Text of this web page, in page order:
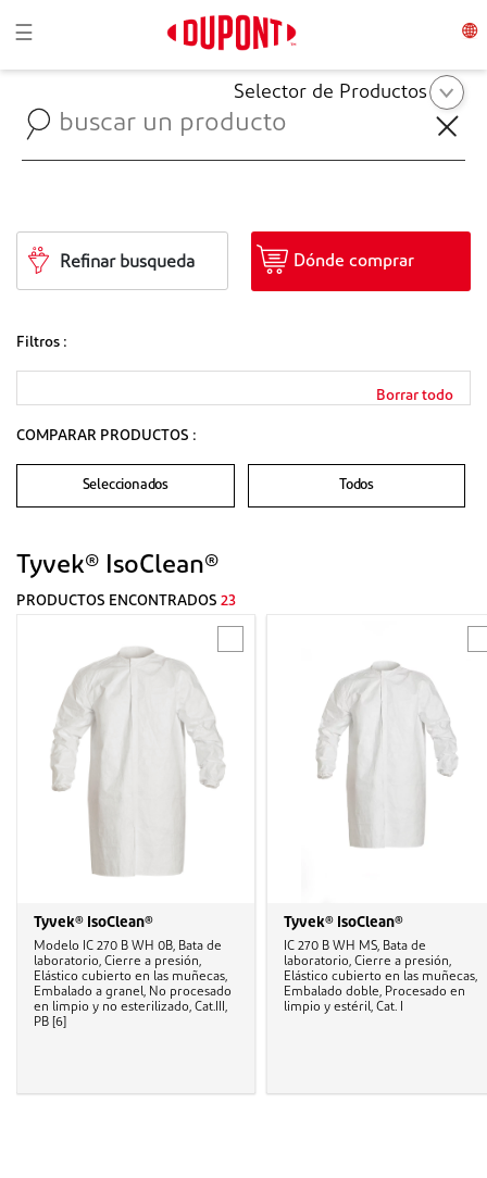
Toggle navigation
☰
Selector de Productos
Refinar busqueda Dónde comprar
Filtros :
Borrar todo
COMPARAR PRODUCTOS :
Seleccionados Todos
Tyvek® IsoClean®
PRODUCTOS ENCONTRADOS 23
Tyvek® IsoClean®
Modelo IC 270 B WH 0B, Bata de
laboratorio, Cierre a presión,
Elástico cubierto en las muñecas,
Embalado a granel, No procesado
en limpio y no esterilizado, Cat.III,
PB [6]
Tyvek® IsoClean®
IC 270 B WH MS, Bata de
laboratorio, Cierre a presión,
Elástico cubierto en las muñecas,
Embalado doble, Procesado en
limpio y estéril, Cat. I